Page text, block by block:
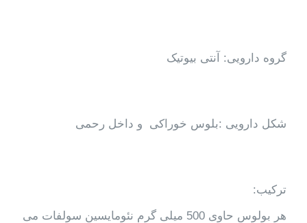
گروه دارویی: آنتی بیوتیک
شکل دارویی :بلوس خوراکی و داخل رحمی
ترکیب:
هر بولوس حاوی 500 میلی گرم نئومایسین سولفات می